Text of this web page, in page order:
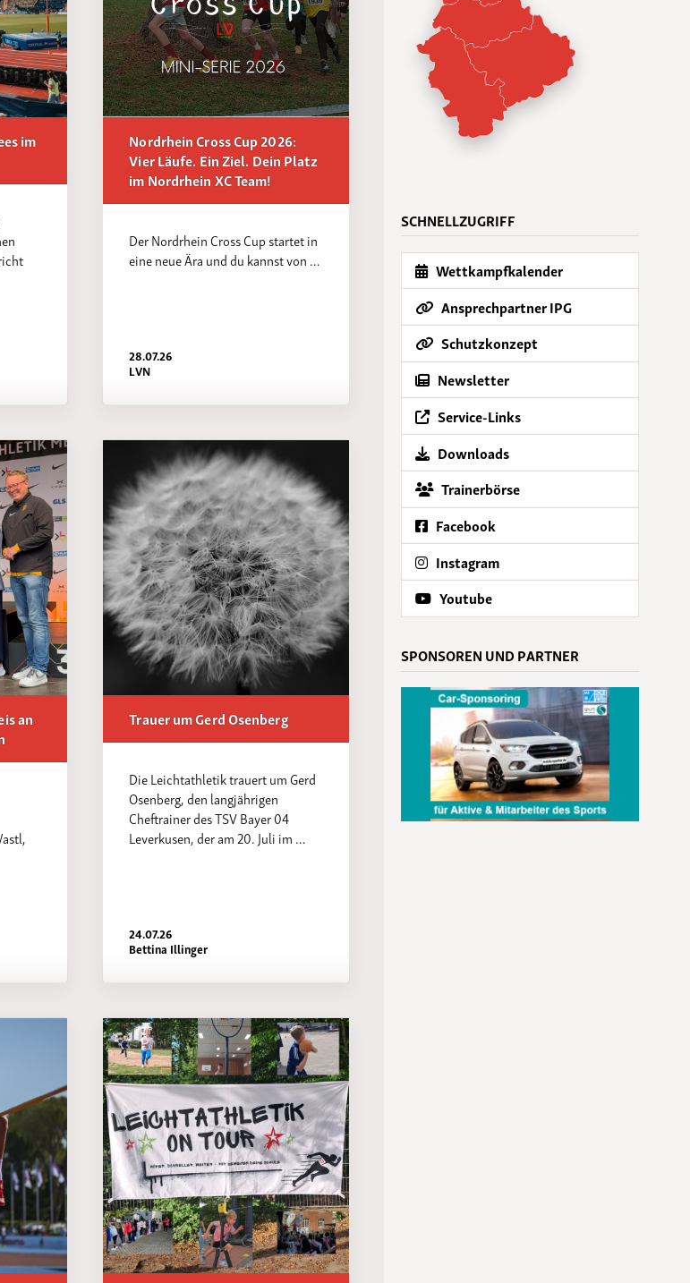
im
Nordrhein Cross Cup 2026:
Vier Läufe. Ein Ziel. Dein Platz
im Nordrhein XC Team!
Der Nordrhein Cross Cup startet in
eine neue Ära und du kannst von …
28.07.26
LVN
an
Trauer um Gerd Osenberg
Die Leichtathletik trauert um Gerd
Osenberg, den langjährigen
Cheftrainer des TSV Bayer 04
Leverkusen, der am 20. Juli im …
24.07.26
Bettina Illinger
SCHNELLZUGRIFF
Wettkampfkalender
Ansprechpartner IPG
Schutzkonzept
Newsletter
Service-Links
Downloads
Trainerbörse
Facebook
Instagram
Youtube
SPONSOREN UND PARTNER